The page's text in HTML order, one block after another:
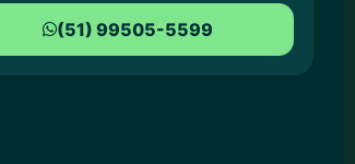
(51) 99505-5599